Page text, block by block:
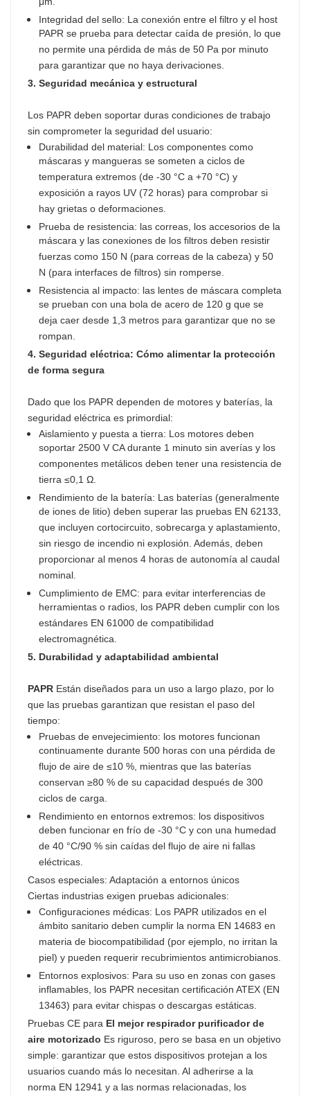
μm.
Integridad del sello: La conexión entre el filtro y el host
PAPR se prueba para detectar caída de presión, lo que
no permite una pérdida de más de 50 Pa por minuto
para garantizar que no haya derivaciones.
3. Seguridad mecánica y estructural
Los PAPR deben soportar duras condiciones de trabajo
sin comprometer la seguridad del usuario:
Durabilidad del material: Los componentes como
máscaras y mangueras se someten a ciclos de
temperatura extremos (de -30 °C a +70 °C) y
exposición a rayos UV (72 horas) para comprobar si
hay grietas o deformaciones.
Prueba de resistencia: las correas, los accesorios de la
máscara y las conexiones de los filtros deben resistir
fuerzas como 150 N (para correas de la cabeza) y 50
N (para interfaces de filtros) sin romperse.
Resistencia al impacto: las lentes de máscara completa
se prueban con una bola de acero de 120 g que se
deja caer desde 1,3 metros para garantizar que no se
rompan.
4. Seguridad eléctrica: Cómo alimentar la protección
de forma segura
Dado que los PAPR dependen de motores y baterías, la
seguridad eléctrica es primordial:
Aislamiento y puesta a tierra: Los motores deben
soportar 2500 V CA durante 1 minuto sin averías y los
componentes metálicos deben tener una resistencia de
tierra ≤0,1 Ω.
Rendimiento de la batería: Las baterías (generalmente
de iones de litio) deben superar las pruebas EN 62133,
que incluyen cortocircuito, sobrecarga y aplastamiento,
sin riesgo de incendio ni explosión. Además, deben
proporcionar al menos 4 horas de autonomía al caudal
nominal.
Cumplimiento de EMC: para evitar interferencias de
herramientas o radios, los PAPR deben cumplir con los
estándares EN 61000 de compatibilidad
electromagnética.
5. Durabilidad y adaptabilidad ambiental
PAPR Están diseñados para un uso a largo plazo, por lo
que las pruebas garantizan que resistan el paso del
tiempo:
Pruebas de envejecimiento: los motores funcionan
continuamente durante 500 horas con una pérdida de
flujo de aire de ≤10 %, mientras que las baterías
conservan ≥80 % de su capacidad después de 300
ciclos de carga.
Rendimiento en entornos extremos: los dispositivos
deben funcionar en frío de -30 °C y con una humedad
de 40 °C/90 % sin caídas del flujo de aire ni fallas
eléctricas.
Casos especiales: Adaptación a entornos únicos
Ciertas industrias exigen pruebas adicionales:
Configuraciones médicas: Los PAPR utilizados en el
ámbito sanitario deben cumplir la norma EN 14683 en
materia de biocompatibilidad (por ejemplo, no irritan la
piel) y pueden requerir recubrimientos antimicrobianos.
Entornos explosivos: Para su uso en zonas con gases
inflamables, los PAPR necesitan certificación ATEX (EN
13463) para evitar chispas o descargas estáticas.
Pruebas CE para El mejor respirador purificador de
aire motorizado Es riguroso, pero se basa en un objetivo
simple: garantizar que estos dispositivos protejan a los
usuarios cuando más lo necesitan. Al adherirse a la
norma EN 12941 y a las normas relacionadas, los